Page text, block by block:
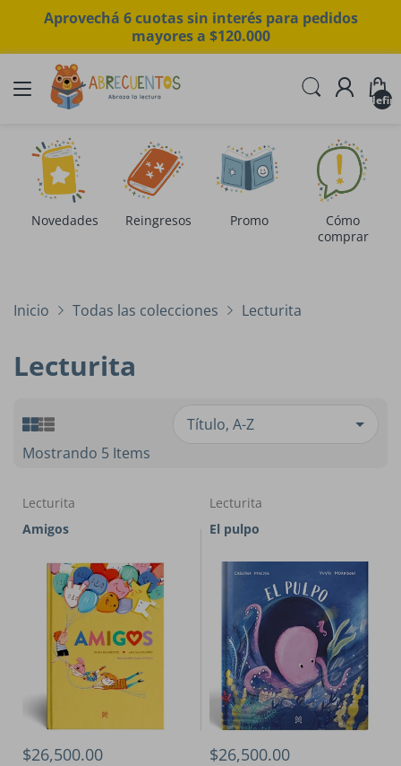
Aprovechá 6 cuotas sin interés para pedidos
mayores a $120.000
Novedades Reingresos Promo
Cómo
comprar
Inicio Todas las colecciones Lecturita
Lecturita
Mostrando 5 Items
Lecturita
Amigos
$26,500.00
Lecturita
El pulpo
$26,500.00